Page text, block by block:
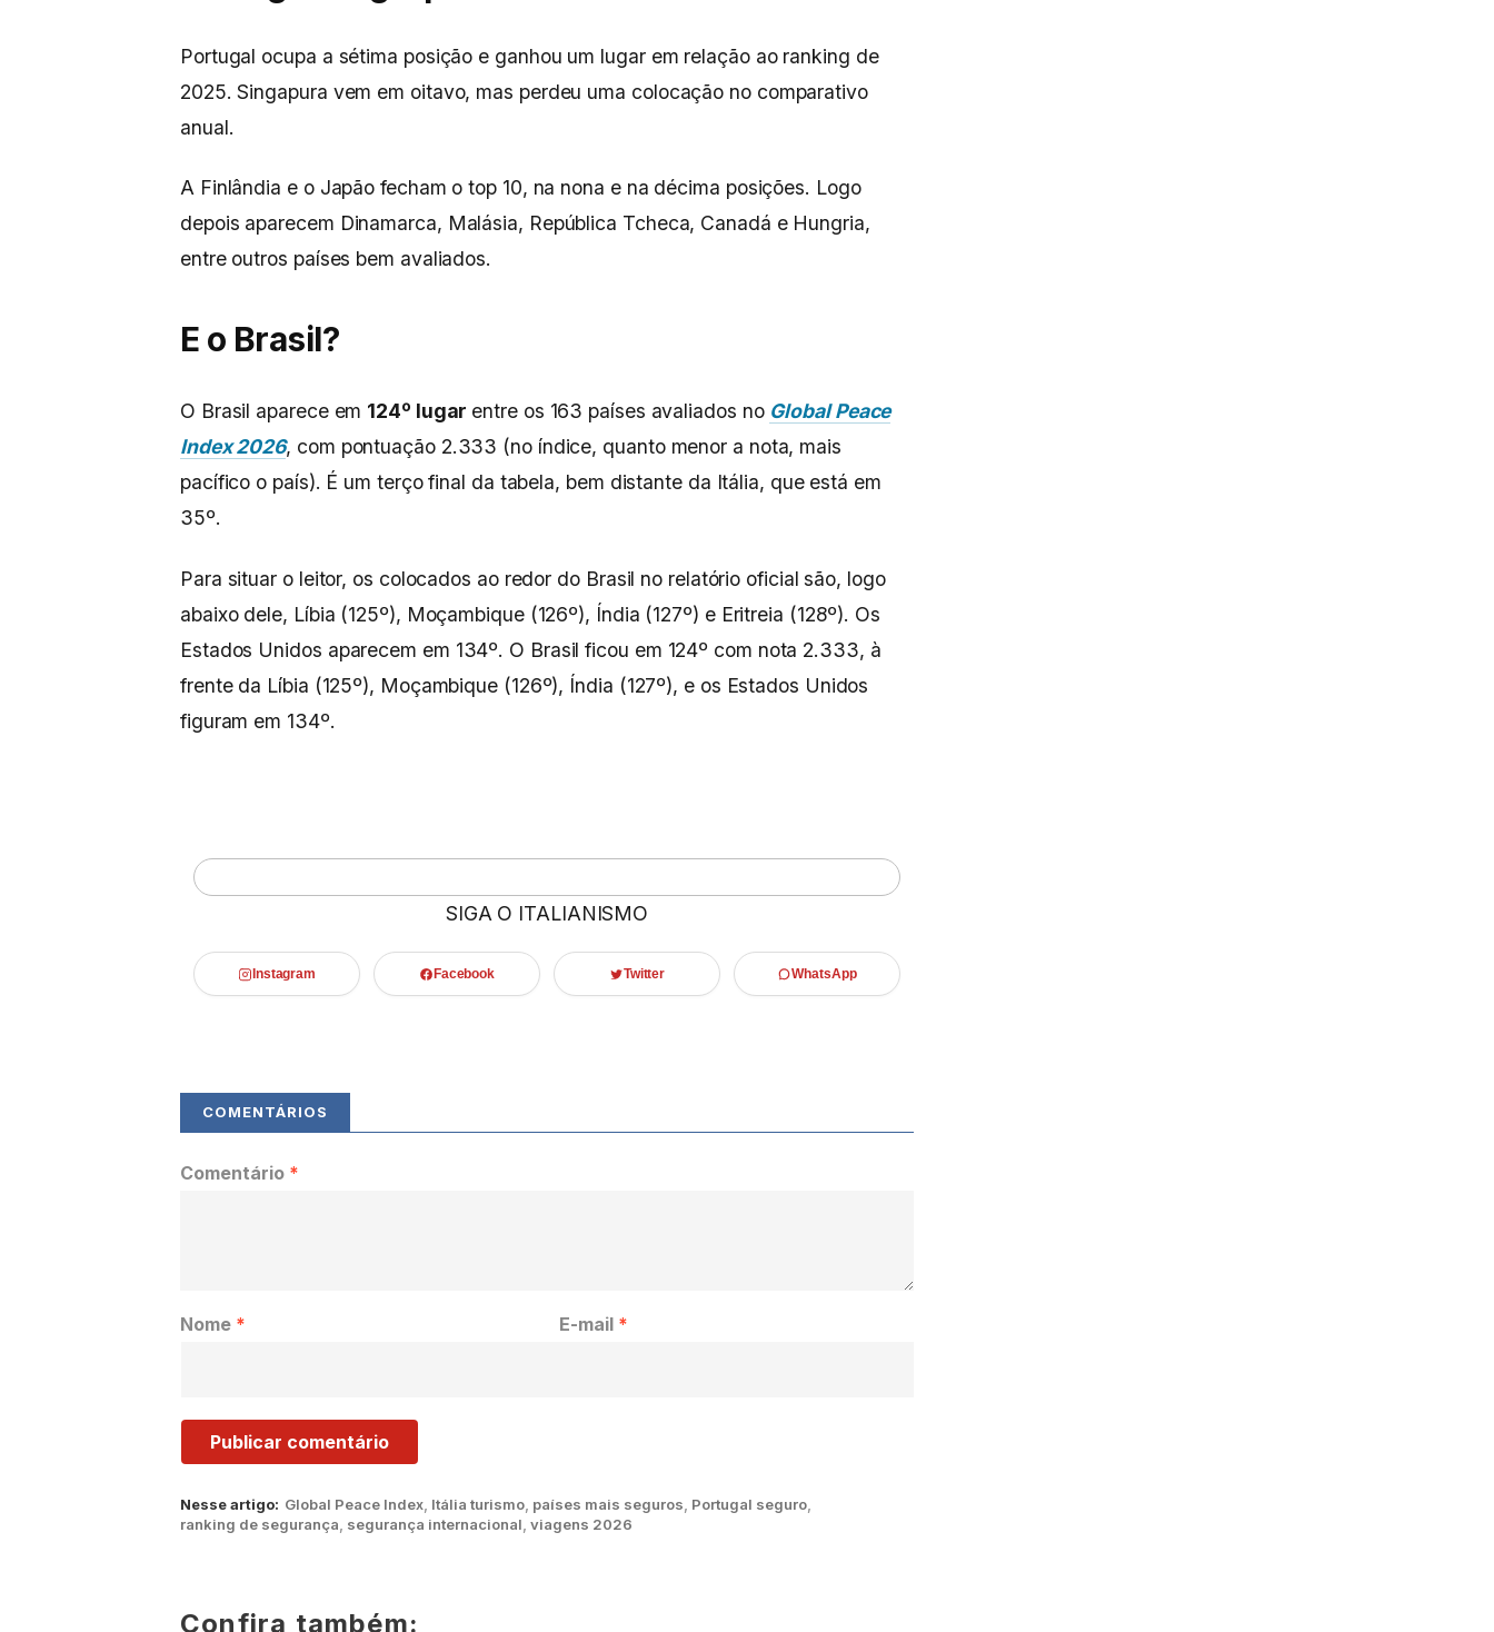
Portugal ocupa a sétima posição e ganhou um lugar em relação ao ranking de
2025. Singapura vem em oitavo, mas perdeu uma colocação no comparativo
anual.
A Finlândia e o Japão fecham o top 10, na nona e na décima posições. Logo
depois aparecem Dinamarca, Malásia, República Tcheca, Canadá e Hungria,
entre outros países bem avaliados.
E o Brasil?
O Brasil aparece em 124º lugar entre os 163 países avaliados no Global Peace
Index 2026, com pontuação 2.333 (no índice, quanto menor a nota, mais
pacífico o país). É um terço final da tabela, bem distante da Itália, que está em
35º.
Para situar o leitor, os colocados ao redor do Brasil no relatório oficial são, logo
abaixo dele, Líbia (125º), Moçambique (126º), Índia (127º) e Eritreia (128º). Os
Estados Unidos aparecem em 134º. O Brasil ficou em 124º com nota 2.333, à
frente da Líbia (125º), Moçambique (126º), Índia (127º), e os Estados Unidos
figuram em 134º.
SIGA O ITALIANISMO
Instagram Facebook Twitter WhatsApp
Nesse artigo: Global Peace Index Itália turismo países mais seguros Portugal seguro
ranking de segurança segurança internacional viagens 2026
Comentário *
Nome * E-mail *
Confira também: